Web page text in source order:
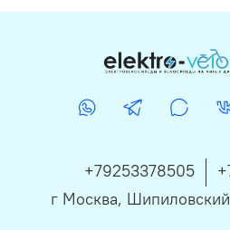
+79253378505
г Москва,